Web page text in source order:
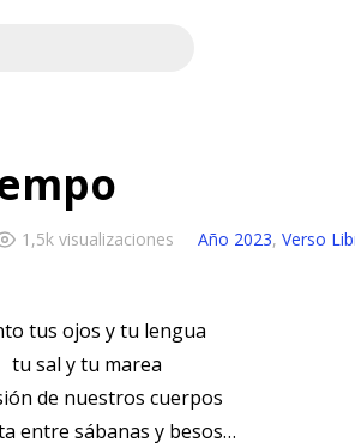
1,5k visualizaciones Año 2023, Verso
tus ojos y tu lengua
tu sal y tu marea
de nuestros cuerpos
entre sábanas y besos…